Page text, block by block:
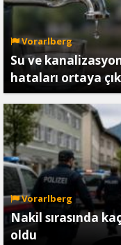
Vorarlberg
Su ve
hataları ortaya
Vorarlberg
Nakil sırasında
oldu